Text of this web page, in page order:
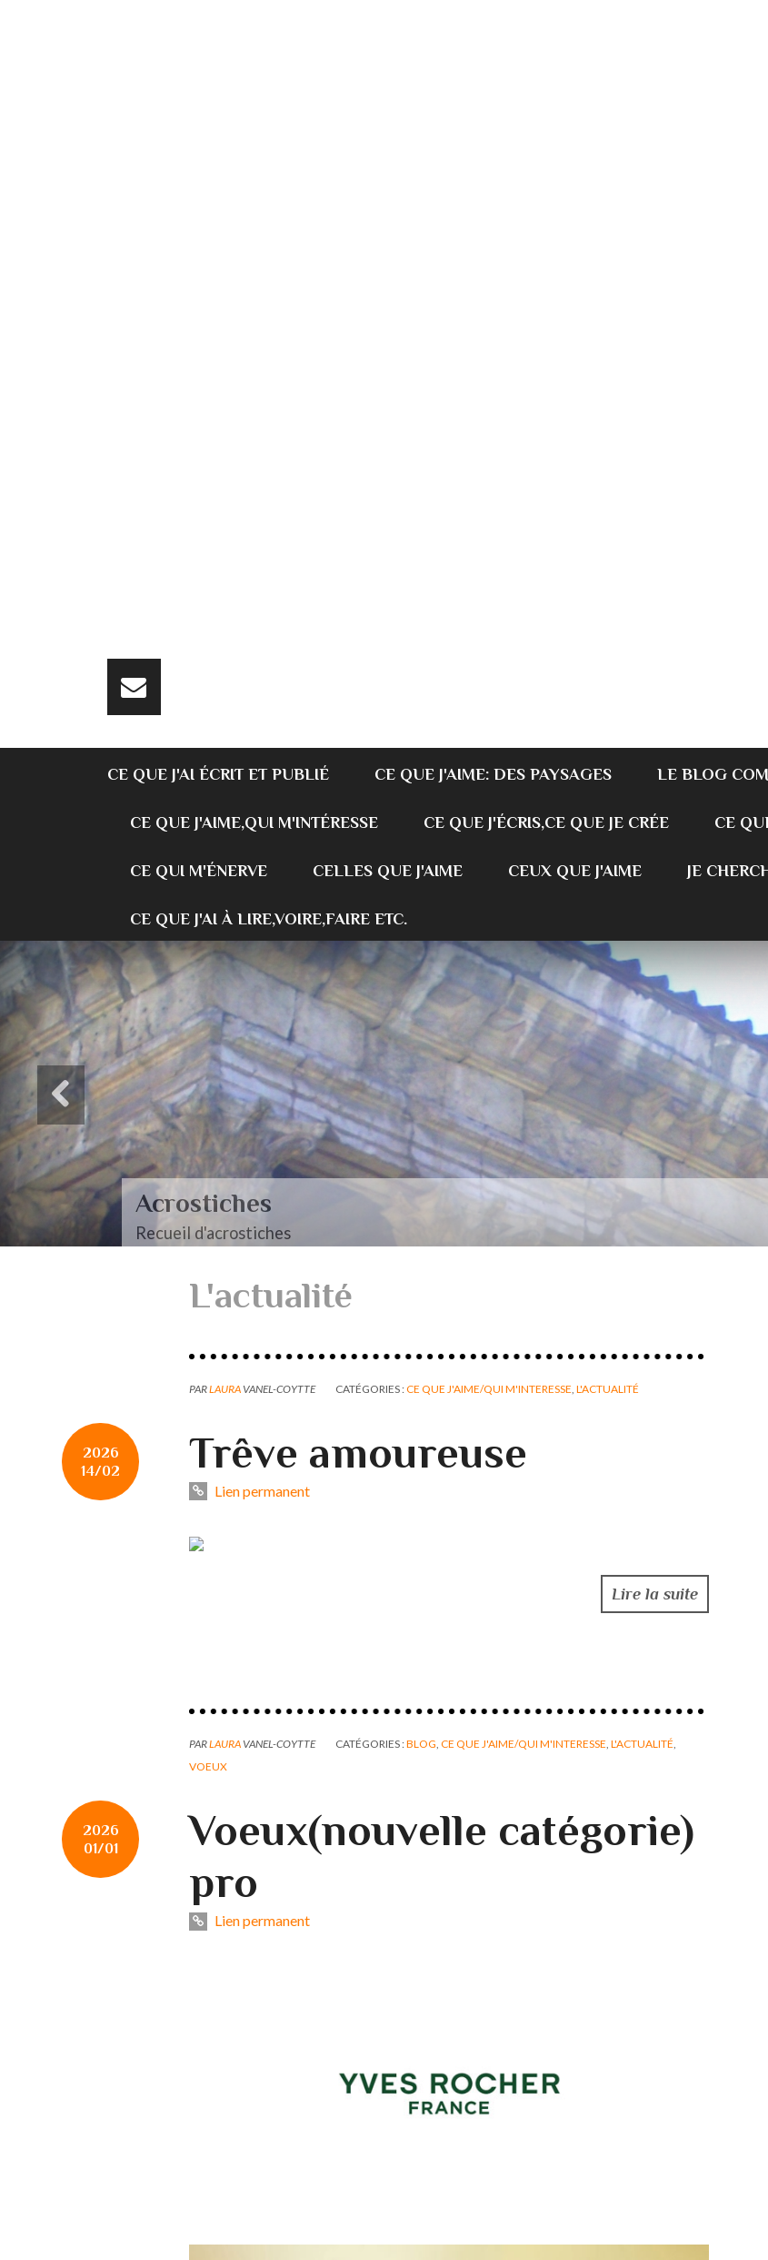
CE QUE J'AI ÉCRIT ET PUBLIÉ CE QUE J'AIME: DES PAYSAGES LE BLOG
CE QUE J'AIME,QUI M'INTÉRESSE CE QUE J'ÉCRIS,CE QUE JE CRÉE CE
CE QUI M'ÉNERVE CELLES QUE J'AIME CEUX QUE J'AIME JE
CE QUE J'AI À LIRE,VOIRE,FAIRE ETC.
Acrostiches
Recueil d'acrostiches
L'actualité
PARLAURA VANEL-COYTTE CATÉGORIES :CE QUE J'AIME/QUI M'INTERESSE L'ACTUALITÉ
2026
14/02
Trêve amoureuse
Lien permanent
Lire la suite
PARLAURA VANEL-COYTTE CATÉGORIES :BLOG, CE QUE J'AIME/QUI M'INTERESSE, L'ACTUALITÉ,
VOEUX
2026
01/01
Voeux(nouvelle catégorie)
pro
Lien permanent